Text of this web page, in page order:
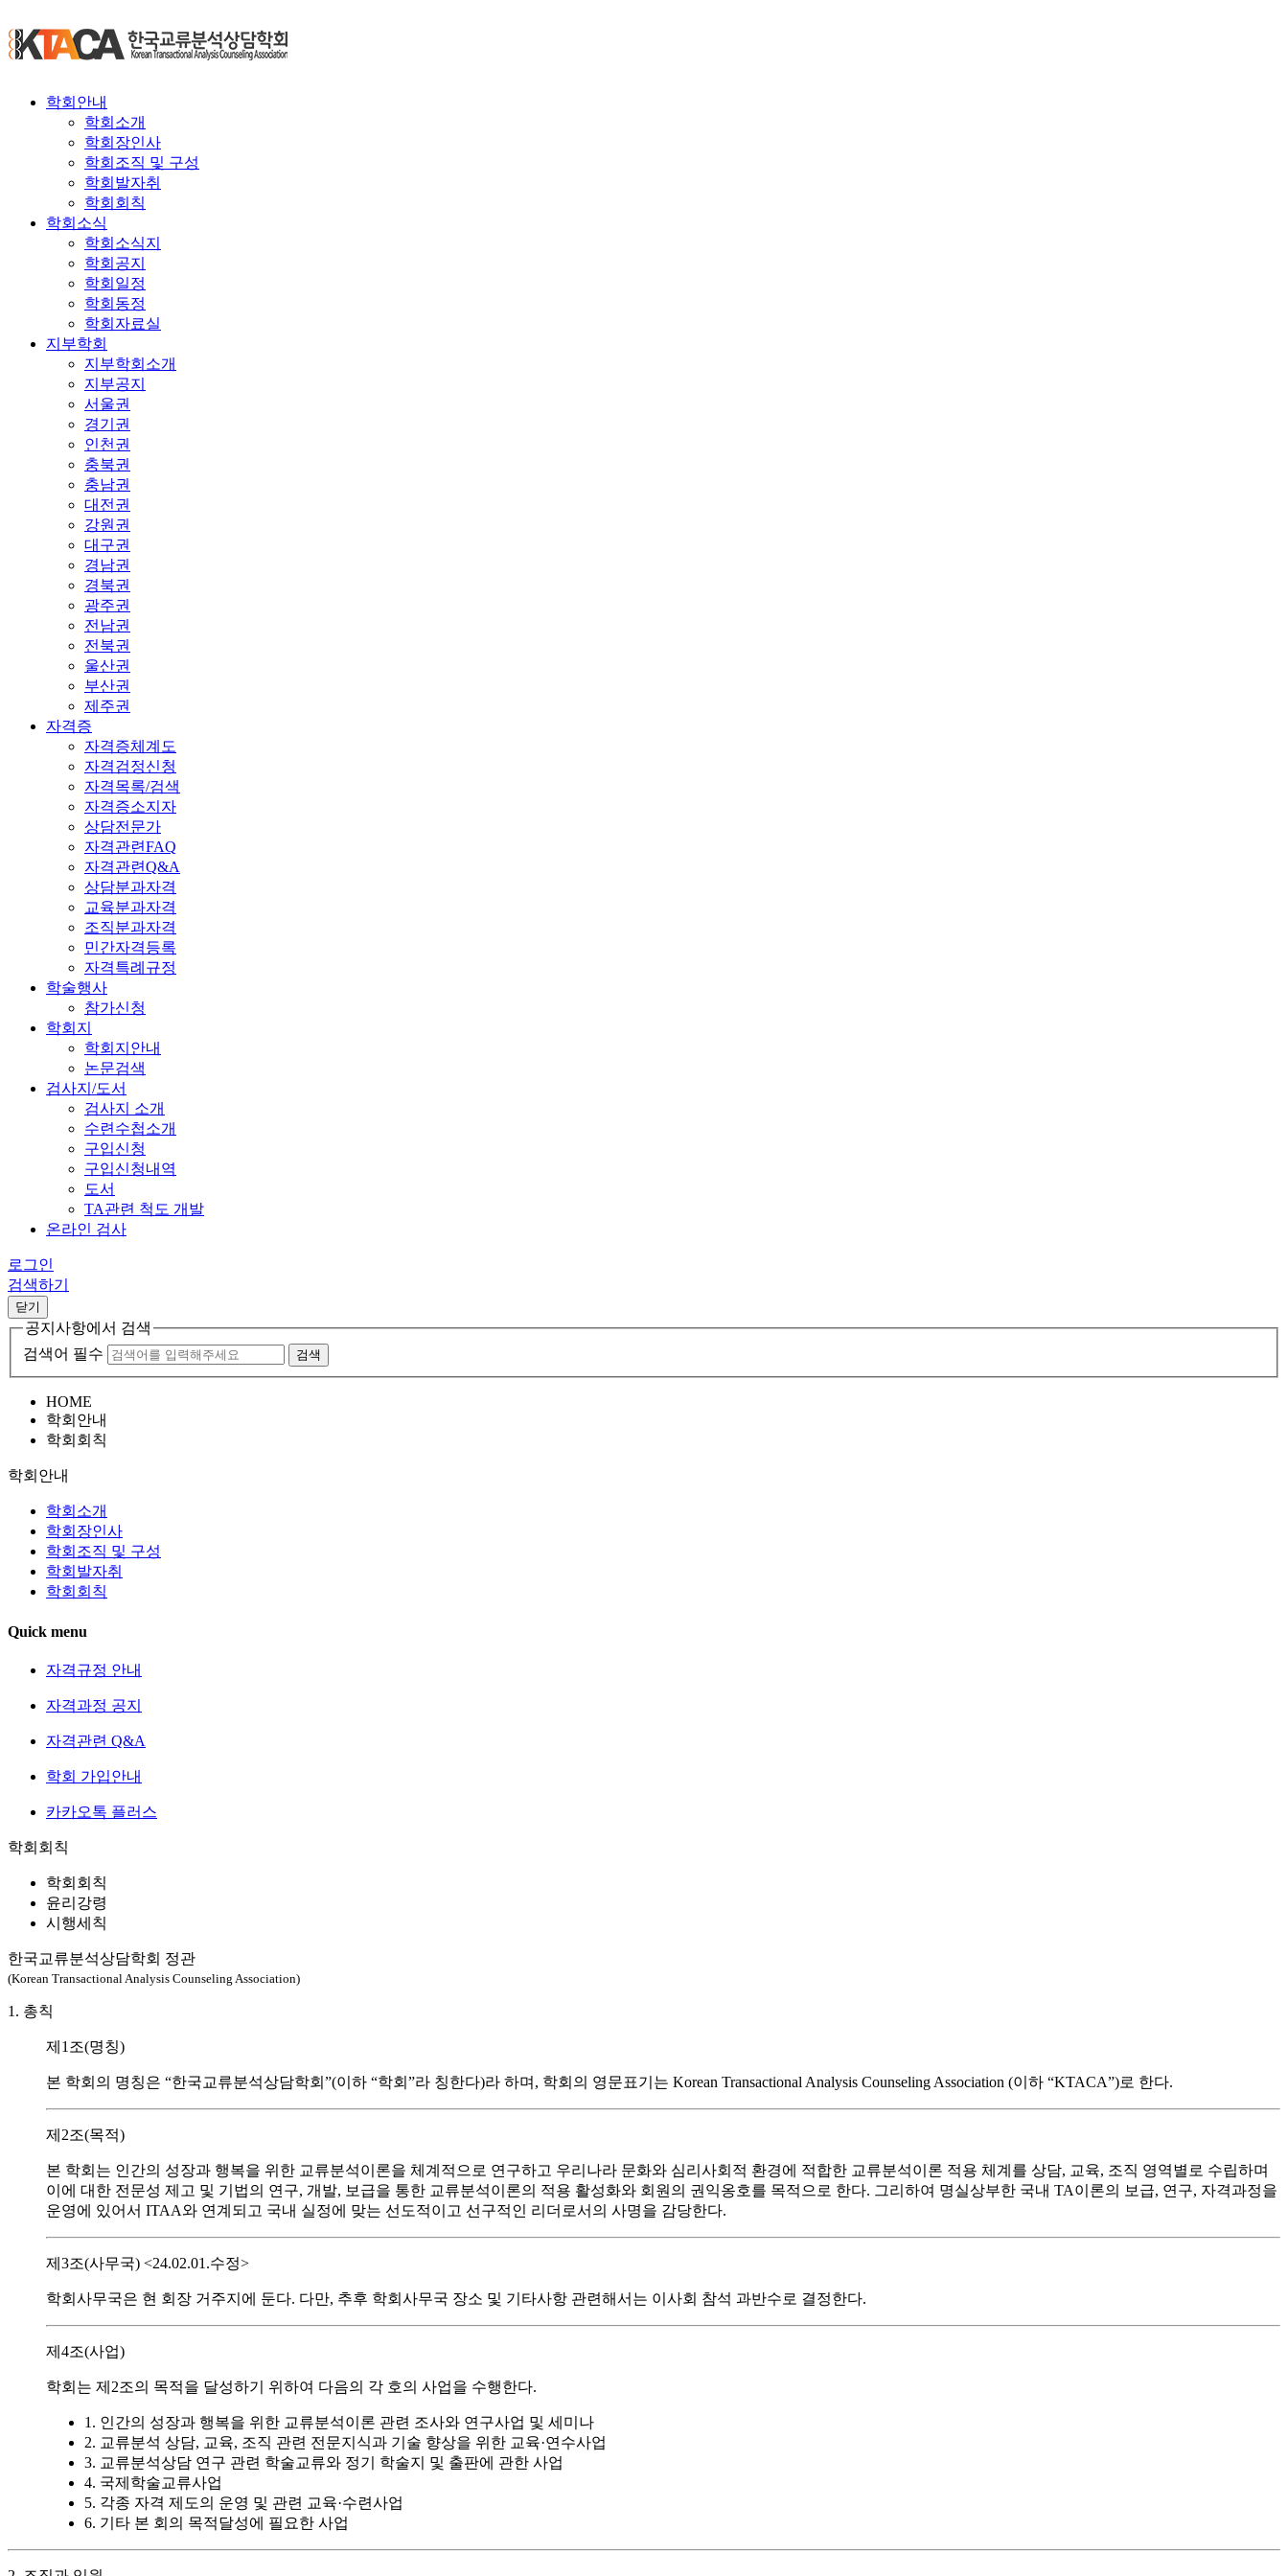
학회안내
학회소개
학회장인사
학회조직 및 구성
학회발자취
학회회칙
학회소식
학회소식지
학회공지
학회일정
학회동정
학회자료실
지부학회
지부학회소개
지부공지
서울권
경기권
인천권
충북권
충남권
대전권
강원권
대구권
경남권
경북권
광주권
전남권
전북권
울산권
부산권
제주권
자격증
자격증체계도
자격검정신청
자격목록/검색
자격증소지자
상담전문가
자격관련FAQ
자격관련Q&A
상담분과자격
교육분과자격
조직분과자격
민간자격등록
자격특례규정
학술행사
참가신청
학회지
학회지안내
논문검색
검사지/도서
검사지 소개
수련수첩소개
구입신청
구입신청내역
도서
TA관련 척도 개발
온라인 검사
로그인
검색하기
닫기
공지사항에서 검색
검색어 필수
검색
HOME
학회안내
학회회칙
학회안내
학회소개
학회장인사
학회조직 및 구성
학회발자취
학회회칙
Quick menu
자격규정 안내
자격과정 공지
자격관련 Q&A
학회 가입안내
카카오톡 플러스
학회회칙
학회회칙
윤리강령
시행세칙
한국교류분석상담학회 정관
(Korean Transactional Analysis Counseling Association)
1. 총칙
제1조(명칭)
본 학회의 명칭은 “한국교류분석상담학회”(이하 “학회”라 칭한다)라 하며, 학회의 영문표기는 Korean Transactional Analysis Counseling Association (이하 “KTACA”)로 한다.
제2조(목적)
본 학회는 인간의 성장과 행복을 위한 교류분석이론을 체계적으로 연구하고 우리나라 문화와 심리사회적 환경에 적합한 교류분석이론 적용 체계를 상담, 교육, 조직 영역별로 수립하며
이에 대한 전문성 제고 및 기법의 연구, 개발, 보급을 통한 교류분석이론의 적용 활성화와 회원의 권익옹호를 목적으로 한다. 그리하여 명실상부한 국내 TA이론의 보급, 연구, 자격과정을
운영에 있어서 ITAA와 연계되고 국내 실정에 맞는 선도적이고 선구적인 리더로서의 사명을 감당한다.
제3조(사무국) <24.02.01.수정>
학회사무국은 현 회장 거주지에 둔다. 다만, 추후 학회사무국 장소 및 기타사항 관련해서는 이사회 참석 과반수로 결정한다.
제4조(사업)
학회는 제2조의 목적을 달성하기 위하여 다음의 각 호의 사업을 수행한다.
1. 인간의 성장과 행복을 위한 교류분석이론 관련 조사와 연구사업 및 세미나
2. 교류분석 상담, 교육, 조직 관련 전문지식과 기술 향상을 위한 교육·연수사업
3. 교류분석상담 연구 관련 학술교류와 정기 학술지 및 출판에 관한 사업
4. 국제학술교류사업
5. 각종 자격 제도의 운영 및 관련 교육·수련사업
6. 기타 본 회의 목적달성에 필요한 사업